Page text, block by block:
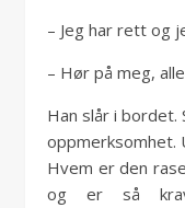
– Jeg har rett og
– Hør på meg,
Han slår i bordet.
oppmerksomhet.
Hvem er den
og er så